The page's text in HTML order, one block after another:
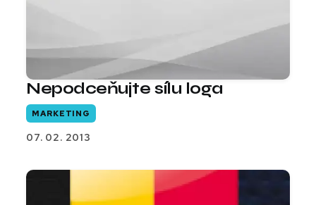
Nepodceňujte sílu loga
MARKETING
07. 02. 2013